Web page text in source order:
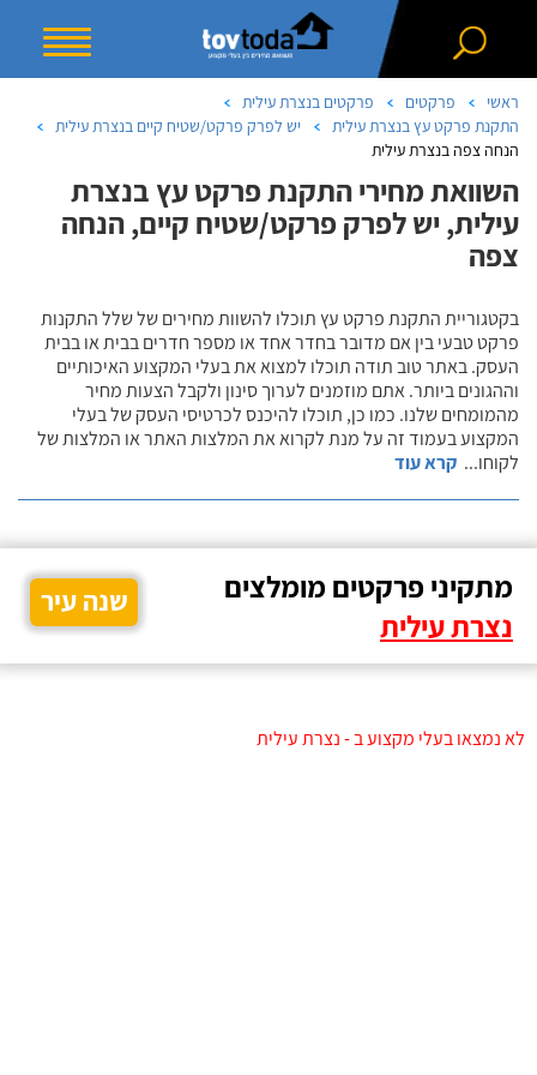
ראשי פרקטים
פרקטים בנצרת עילית
התקנת פרקט עץ בנצרת עילית
יש לפרק פרקט/שטיח קיים בנצרת עילית
הנחה צפה בנצרת עילית
השוואת מחירי התקנת פרקט עץ בנצרת
עילית, יש לפרק פרקט/שטיח קיים, הנחה
צפה
בקטגוריית התקנת פרקט עץ תוכלו להשוות מחירים של שלל התקנות
פרקט טבעי בין אם מדובר בחדר אחד או מספר חדרים בבית או בבית
העסק. באתר טוב תודה תוכלו למצוא את בעלי המקצוע האיכותיים
וההגונים ביותר. אתם מוזמנים לערוך סינון ולקבל הצעות מחיר
מהמומחים שלנו. כמו כן, תוכלו להיכנס לכרטיסי העסק של בעלי
המקצוע בעמוד זה על מנת לקרוא את המלצות האתר או המלצות של
לקוחו... קרא עוד
מתקיני פרקטים מומלצים
נצרת עילית
שנה עיר
לא נמצאו בעלי מקצוע ב - נצרת עילית